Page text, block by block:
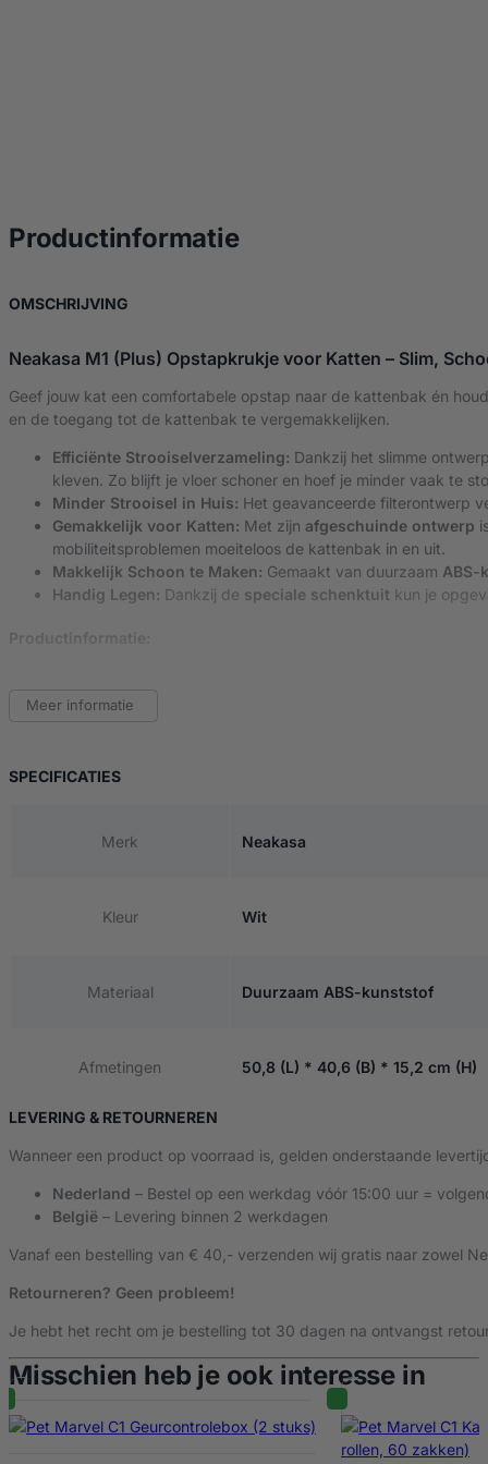
Productinformatieover Neakasa M1
OMSCHRIJVING
Neakasa M1 (Plus) Opstapkrukje voor Katten – Slim,
Geef jouw kat een comfortabele opstap naar de kattenbak én
en de toegang tot de kattenbak te vergemakkelijken.
Efficiënte Strooiselverzameling: Dankzij het slimme
kleven. Zo blijft je vloer schoner en hoef je minder vaak te
Minder Strooisel in Huis: Het geavanceerde filterontwerp
Gemakkelijk voor Katten: Met zijn afgeschuinde ontwerp
mobiliteitsproblemen moeiteloos de kattenbak in en uit.
Makkelijk Schoon te Maken: Gemaakt van duurzaam ABS-
Handig Legen: Dankzij de speciale schenktuit kun je
Productinformatie:
Model:M1 (Plus) kattenbakvulling pedaal
Maak het leven van jou én je kat gemakkelijker met de
Meer informatie
SPECIFICATIESVAN NEAKASA M1 (PLUS) – OPSTAPKRUK WIT
Merk Neakasa
Kleur Wit
Materiaal Duurzaam ABS-kunststof
Afmetingen 50,8 (L) * 40,6 (B) * 15,2 cm (H)
LEVERING & RETOURNEREN
Wanneer een product op voorraad is, gelden onderstaande
Nederland – Bestel op een werkdag vóór 15:00 uur =
België – Levering binnen 2 werkdagen
Vanaf een bestelling van € 40,- verzenden wij gratis naar zowel
Retourneren? Geen probleem!
Je hebt het recht om je bestelling tot 30 dagen na ontvangst
Misschien heb je ook interesse in